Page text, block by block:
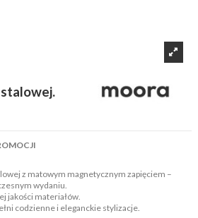
z matowym magnetycznym zapięciem –
wydaniu.
jakości materiałów.
codzienne i eleganckie stylizacje.